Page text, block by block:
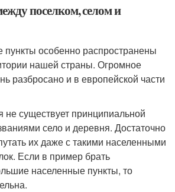
поселком, селом и
особенно распространены
нашей страны. Огромное
разбросано и в европейской части
существует принципиальной
село и деревня. Достаточно
их даже с такими населенными
Если в пример брать
населенные пункты, то